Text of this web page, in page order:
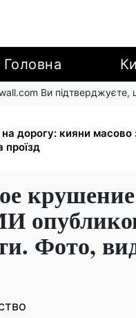
Головна
Ви підтверджуєте,
малюка: Пенсійний
дорогу: кияни масово
проїзд
Фото,